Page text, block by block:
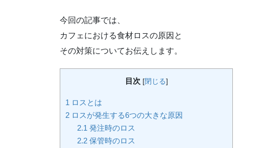
今回の記事では、
カフェにおける食材ロスの原因と
その対策についてお伝えします。
目次 [閉じる]
1 ロスとは
2 ロスが発生する6つの大きな原因
2.1 発注時のロス
2.2保管時のロス